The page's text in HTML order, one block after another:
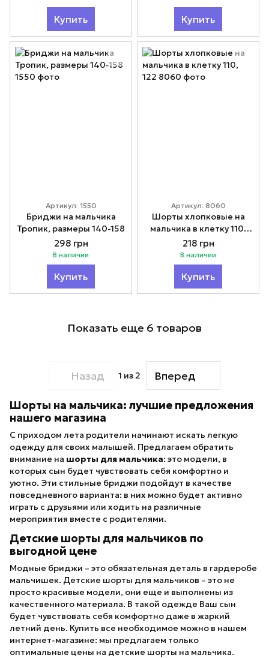
Купить Купить
Артикул: 1550
Бриджи на мальчика
Тропик, размеры 140-158
298 грн
В наличии
Купить
Артикул: 8060
Шорты хлопковые на
мальчика в клетку 110,
122
218 грн
В наличии
Купить
Показать еще 6 товаров
Назад 1 из 2 Вперед
Шорты на мальчика: лучшие предложения
нашего магазина
С приходом лета родители начинают искать легкую
одежду для своих малышей. Предлагаем обратить
внимание на шорты для мальчика: это модели, в
которых сын будет чувствовать себя комфортно и
уютно. Эти стильные бриджи подойдут в качестве
повседневного варианта: в них можно будет активно
играть с друзьями или ходить на различные
мероприятия вместе с родителями.
Детские шорты для мальчиков по
выгодной цене
Модные бриджи – это обязательная деталь в гардеробе
мальчишек. Детские шорты для мальчиков – это не
просто красивые модели, они еще и выполнены из
качественного материала. В такой одежде Ваш сын
будет чувствовать себя комфортно даже в жаркий
летний день. Купить все необходимое можно в нашем
интернет-магазине: мы предлагаем только
оптимальные цены на детские шорты на мальчика.